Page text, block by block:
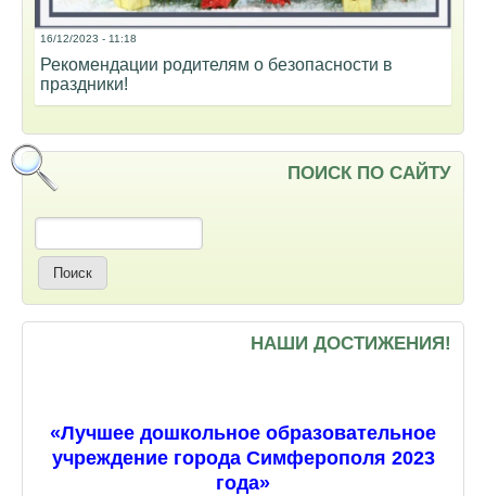
16/12/2023 - 11:18
Рекомендации родителям о безопасности в
праздники!
ПОИСК ПО САЙТУ
Поиск
НАШИ ДОСТИЖЕНИЯ!
«Лучшее дошкольное образовательное
учреждение города Симферополя 2023
года»